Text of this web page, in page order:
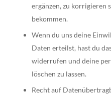
ergänzen, zu korrigieren
bekommen.
Wenn du uns deine
Daten erteilst, hast du
widerrufen und deine
löschen zu lassen.
Recht auf